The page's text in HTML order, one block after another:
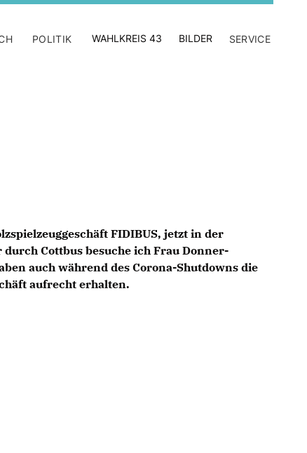
POLITIK WAHLKREIS 43 BILDER SERVICE
FIDIBUS, jetzt in der
Cottbus besuche ich Frau Donner-
auch während des Corona-Shutdowns die
aufrecht erhalten.